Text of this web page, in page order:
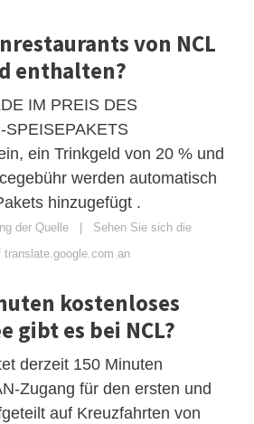
von NCL
enthalten?
IM PREIS DES
SPEISEPAKETS
ein Trinkgeld von 20 % und
werden automatisch
hinzugefügt .
der Quelle | Sehen Sie sich die
an
kostenloses
gibt es bei NCL?
derzeit 150 Minuten
Zugang für den ersten und
auf Kreuzfahrten von